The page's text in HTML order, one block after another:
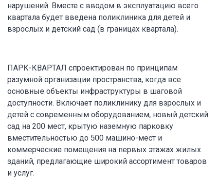
нарушений. Вместе с вводом в эксплуатацию всего
квартала будет введена поликлиника для детей и
взрослых и детский сад (в границах квартала).
ПАРК-КВАРТАЛ спроектирован по принципам
разумной организации пространства, когда все
основные объекты инфраструктуры в шаговой
доступности. Включает поликлинику для взрослых и
детей с современным оборудованием, новый детский
сад на 200 мест, крытую наземную парковку
вместительностью до 500 машино-мест и
коммерческие помещения на первых этажах жилых
зданий, предлагающие широкий ассортимент товаров
и услуг.